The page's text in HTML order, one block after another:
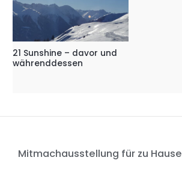
21 Sunshine – davor und
währenddessen
Mitmachausstellung für zu Hause